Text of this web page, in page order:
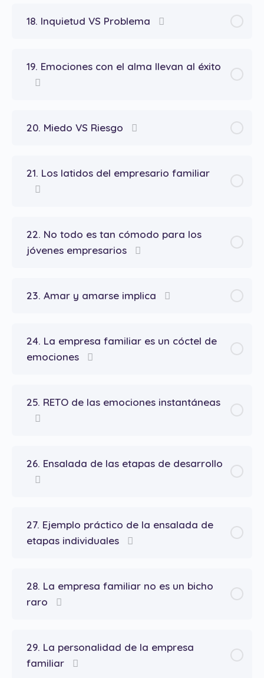
18. Inquietud VS Problema
19. Emociones con el alma llevan al éxito
20. Miedo VS Riesgo
21. Los latidos del empresario familiar
22. No todo es tan cómodo para los
jóvenes empresarios
23. Amar y amarse implica
24. La empresa familiar es un cóctel de
emociones
25. RETO de las emociones instantáneas
26. Ensalada de las etapas de desarrollo
27. Ejemplo práctico de la ensalada de
etapas individuales
28. La empresa familiar no es un bicho
raro
29. La personalidad de la empresa
familiar